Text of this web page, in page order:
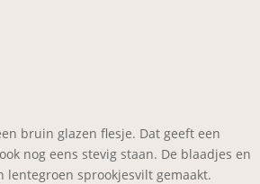
bruin glazen flesje. Dat geeft een
nog eens stevig staan. De blaadjes en
lentegroen sprookjesvilt gemaakt.